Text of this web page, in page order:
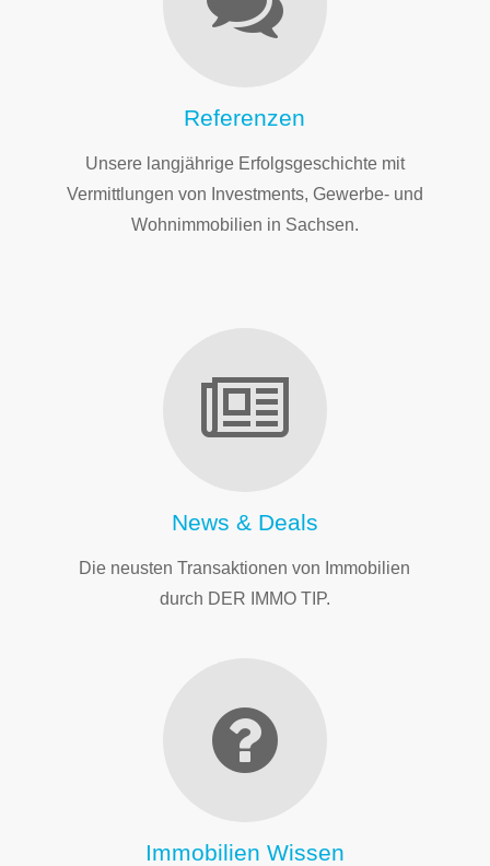
Referenzen
Unsere langjährige Erfolgsgeschichte mit
Vermittlungen von Investments, Gewerbe- und
Wohnimmobilien in Sachsen.
News & Deals
Die neusten Transaktionen von Immobilien
durch DER IMMO TIP.
Immobilien Wissen